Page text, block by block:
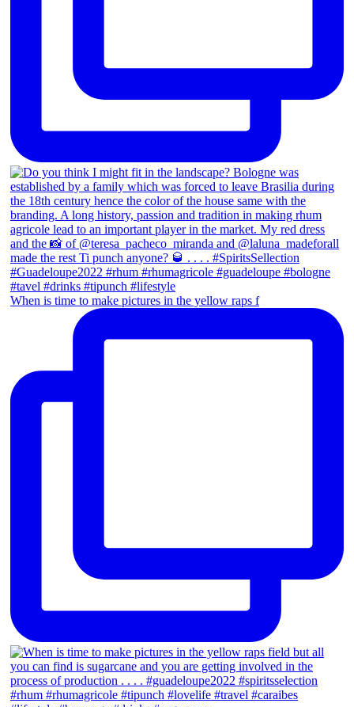
When is time to make pictures in the yellow raps f